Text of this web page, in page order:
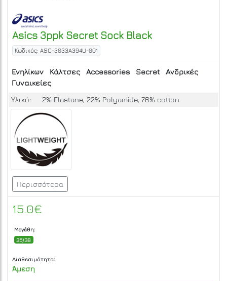
Asics 3ppk Secret Sock Black
Κωδικός: ASC-3033A394U-001
Ενηλίκων Κάλτσες Accessories Secret
Ανδρικές
Γυναικείες
Υλικό:
2% Elastane, 22% Polyamide, 76% cotton
Περισσότερα
15.0€
Μεγέθη:
35/38
Διαθεσιμότητα:
Άμεση